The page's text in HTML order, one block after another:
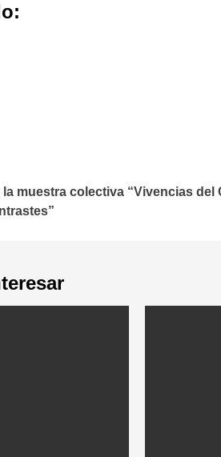
la muestra colectiva “Vivencias del